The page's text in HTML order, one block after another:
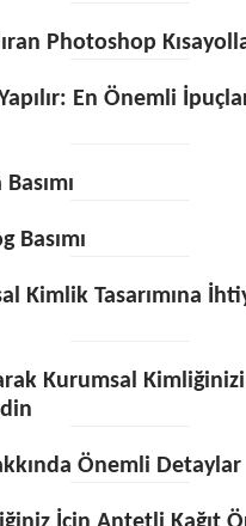
Photoshop
En Önemli
Basımı
Kimlik Tasarımına
Kurumsal
Önemli Detaylar